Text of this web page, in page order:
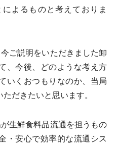
よるものと考えておりま
ご説明をいただきました卸
、今後、どのような考え方
いくおつもりなのか、当局
だきたいと思います。
生鮮食料品流通を担うもの
・安心で効率的な流通シス